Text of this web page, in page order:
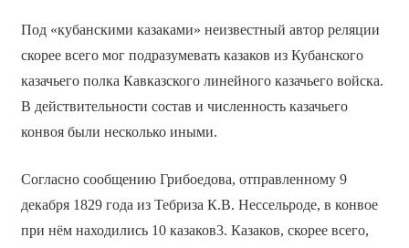
Под «кубанскими казаками» неизвестный автор реляции
скорее всего мог подразумевать казаков из Кубанского
казачьего полка Кавказского линейного казачьего войска.
В действительности состав и численность казачьего
конвоя были несколько иными.
Согласно сообщению Грибоедова, отправленному 9
декабря 1829 года из Тебриза К.В. Нессельроде, в конвое
при нём находились 10 казаков3. Казаков, скорее всего,